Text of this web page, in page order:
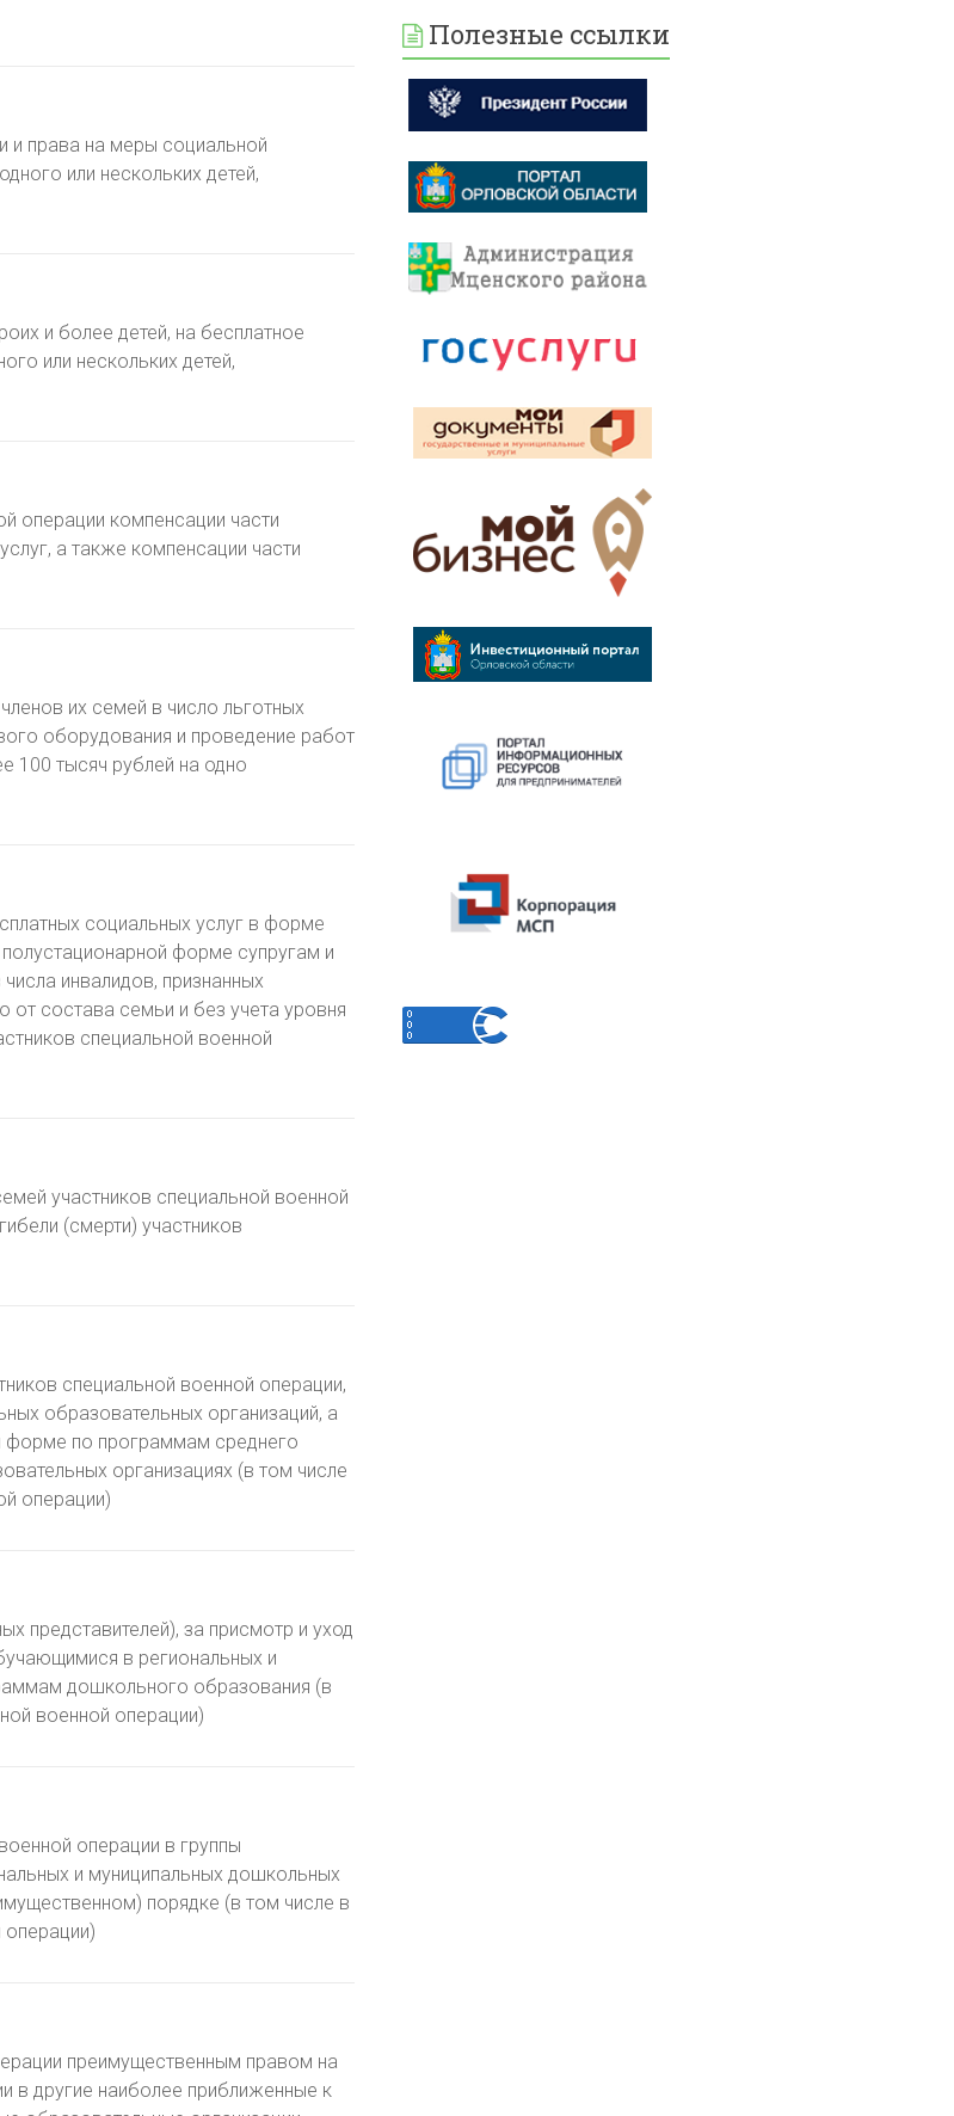
и права на меры социальной
или нескольких детей,
и более детей, на бесплатное
или нескольких детей,
операции компенсации части
а также компенсации части
их семей в число льготных
оборудования и проведение работ
100 тысяч рублей на одно
социальных услуг в форме
форме супругам и
инвалидов, признанных
состава семьи и без учета уровня
специальной военной
участников специальной военной
(смерти) участников
специальной военной операции,
образовательных организаций, а
по программам среднего
организациях (в том числе
операции)
представителей), за присмотр и уход
в региональных и
дошкольного образования (в
военной операции)
операции в группы
и муниципальных дошкольных
порядке (в том числе в
операции)
преимущественным правом на
в другие наиболее приближенные к
Полезные ссылки